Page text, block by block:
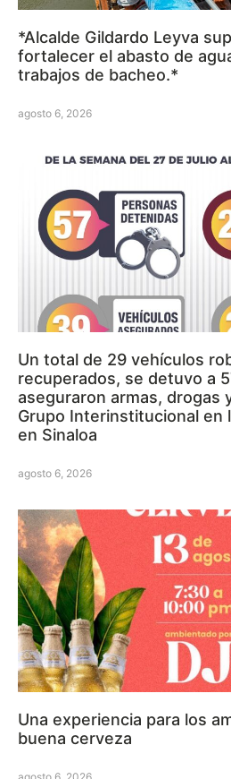
*Alcalde Gildardo Leyva
fortalecer el abasto de
trabajos de bacheo.*
agosto 6, 2026
Un total de 29 vehículos
recuperados, se detuvo a
aseguraron armas, drogas
Grupo Interinstitucional en
en Sinaloa
agosto 6, 2026
Una experiencia para los
buena cerveza